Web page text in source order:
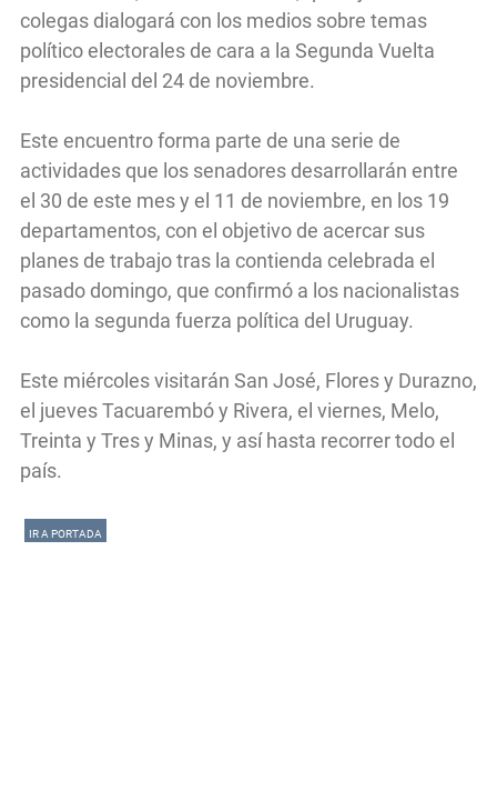
colegas dialogará con los medios sobre temas
político electorales de cara a la Segunda Vuelta
presidencial del 24 de noviembre.
Este encuentro forma parte de una serie de
actividades que los senadores desarrollarán entre
el 30 de este mes y el 11 de noviembre, en los 19
departamentos, con el objetivo de acercar sus
planes de trabajo tras la contienda celebrada el
pasado domingo, que confirmó a los nacionalistas
como la segunda fuerza política del Uruguay.
Este miércoles visitarán San José, Flores y Durazno,
el jueves Tacuarembó y Rivera, el viernes, Melo,
Treinta y Tres y Minas, y así hasta recorrer todo el
país.
IR A PORTADA